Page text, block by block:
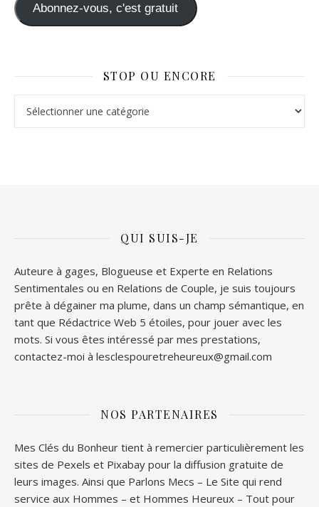
Abonnez-vous, c'est gratuit
STOP OU ENCORE
QUI SUIS-JE
Auteure à gages, Blogueuse et Experte en Relations
Sentimentales ou en Relations de Couple, je suis toujours
prête à dégainer ma plume, dans un champ sémantique, en
tant que Rédactrice Web 5 étoiles, pour jouer avec les
mots. Si vous êtes intéressé par mes prestations,
contactez-moi à lesclespouretreheureux@gmail.com
NOS PARTENAIRES
Mes Clés du Bonheur tient à remercier particulièrement les
sites de Pexels et Pixabay pour la diffusion gratuite de
leurs images. Ainsi que Parlons Mecs – Le Site qui rend
service aux Hommes – et Hommes Heureux – Tout pour